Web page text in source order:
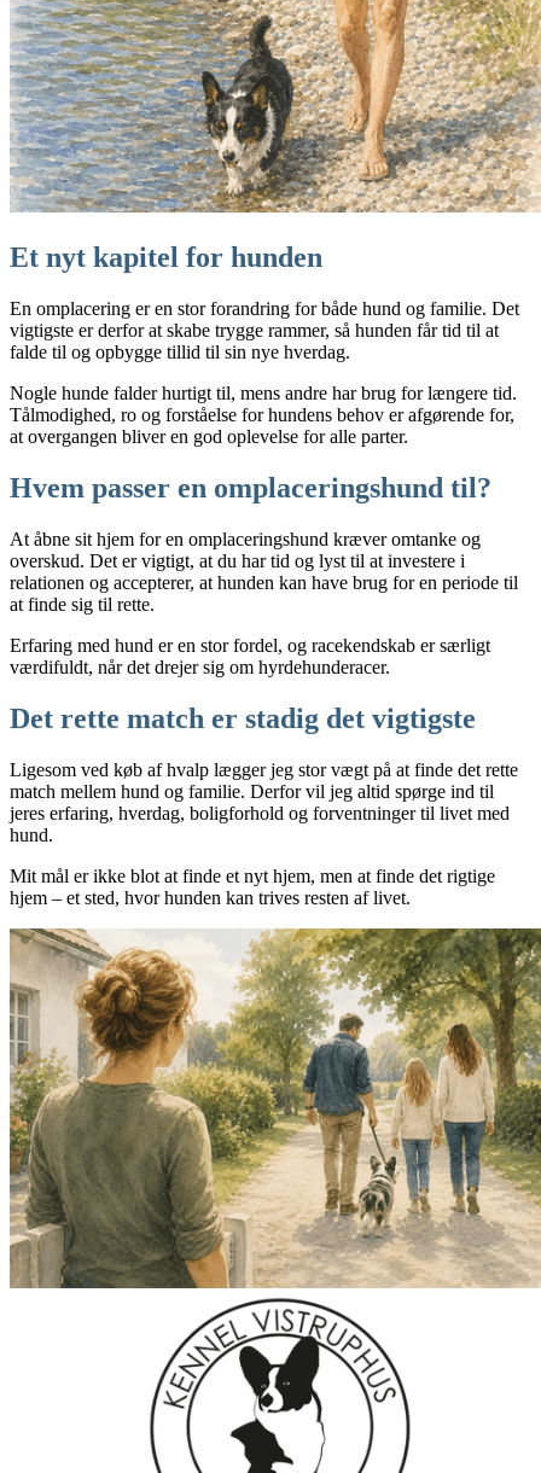
Et nyt kapitel for hunden
En omplacering er en stor forandring for både hund og familie. Det
vigtigste er derfor at skabe trygge rammer, så hunden får tid til at
falde til og opbygge tillid til sin nye hverdag.
Nogle hunde falder hurtigt til, mens andre har brug for længere tid.
Tålmodighed, ro og forståelse for hundens behov er afgørende for,
at overgangen bliver en god oplevelse for alle parter.
Hvem passer en omplaceringshund til?
At åbne sit hjem for en omplaceringshund kræver omtanke og
overskud. Det er vigtigt, at du har tid og lyst til at investere i
relationen og accepterer, at hunden kan have brug for en periode til
at finde sig til rette.
Erfaring med hund er en stor fordel, og racekendskab er særligt
værdifuldt, når det drejer sig om hyrdehunderacer.
Det rette match er stadig det vigtigste
Ligesom ved køb af hvalp lægger jeg stor vægt på at finde det rette
match mellem hund og familie. Derfor vil jeg altid spørge ind til
jeres erfaring, hverdag, boligforhold og forventninger til livet med
hund.
Mit mål er ikke blot at finde et nyt hjem, men at finde det rigtige
hjem – et sted, hvor hunden kan trives resten af livet.